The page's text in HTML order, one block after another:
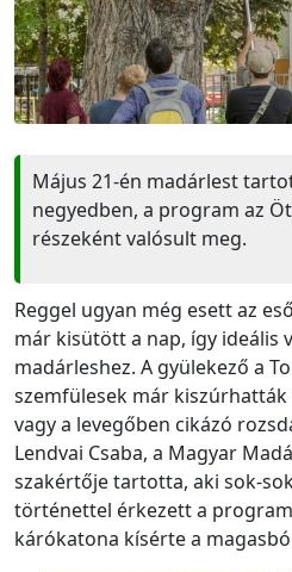
Május 21-én madárlest
negyedben, a program az
részeként valósult meg.
Reggel ugyan még esett az
már kisütött a nap, így ideális
madárleshez. A gyülekező a
szemfülesek már
vagy a levegőben cikázó
Lendvai Csaba, a Magyar
szakértője tartotta, aki sok-
történettel érkezett a
kárókatona kísérte a